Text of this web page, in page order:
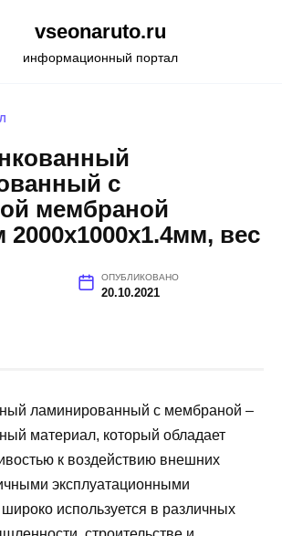
vseonaruto.ru
информационный портал
с
мембраной
2000х1000х1.4мм, вес
ОПУБЛИКОВАНО
20.10.2021
ламинированный с мембраной –
материал, который обладает
к воздействию внешних
эксплуатационными
используется в различных